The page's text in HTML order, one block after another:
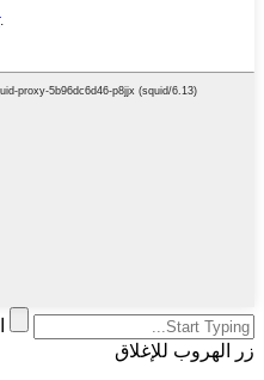
زر الهروب للإغلاق